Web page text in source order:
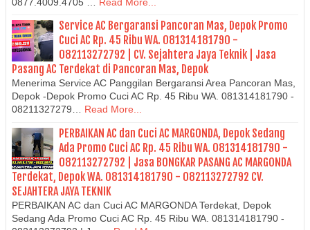
Service AC Bergaransi Pancoran Mas, Depok Promo
Cuci AC Rp. 45 Ribu WA. 081314181790 -
082113272792 | CV. Sejahtera Jaya Teknik | Jasa
Pasang AC Terdekat di Pancoran Mas, Depok
Menerima Service AC Panggilan Bergaransi Area Pancoran Mas,
Depok -Depok Promo Cuci AC Rp. 45 Ribu WA. 081314181790 -
08211327279… Read More...
PERBAIKAN AC dan Cuci AC MARGONDA, Depok Sedang
Ada Promo Cuci AC Rp. 45 Ribu WA. 081314181790 -
082113272792 | Jasa BONGKAR PASANG AC MARGONDA
Terdekat, Depok WA. 081314181790 - 082113272792 CV.
SEJAHTERA JAYA TEKNIK
PERBAIKAN AC dan Cuci AC MARGONDA Terdekat, Depok
Sedang Ada Promo Cuci AC Rp. 45 Ribu WA. 081314181790 -